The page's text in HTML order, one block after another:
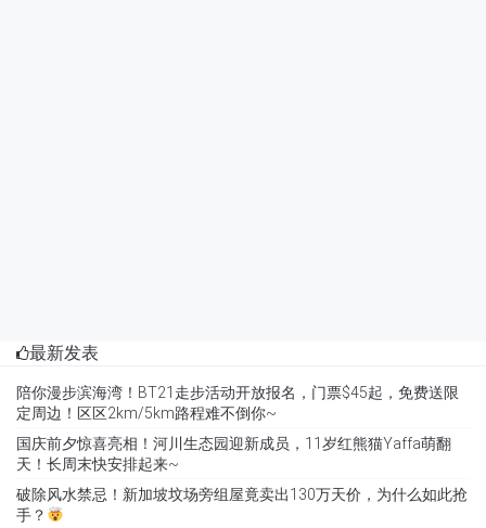
最新发表
陪你漫步滨海湾！BT21走步活动开放报名，门票$45起，免费送限
定周边！区区2km/5km路程难不倒你~
国庆前夕惊喜亮相！河川生态园迎新成员，11岁红熊猫Yaffa萌翻
天！长周末快安排起来~
破除风水禁忌！新加坡坟场旁组屋竟卖出130万天价，为什么如此抢
手？